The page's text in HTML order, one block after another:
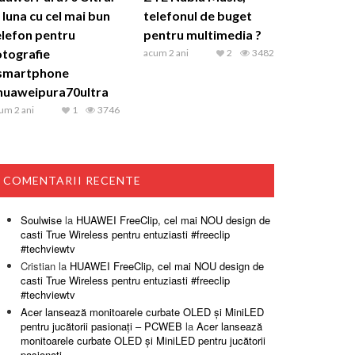
luna cu cel mai bun
pentru
2 ani 3746
1
telefonul de buget
pentru multimedia ?
acum 2 ani 3482
2
COMENTARII RECENTE
Soulwise la HUAWEI FreeClip, cel mai NOU design de
casti True Wireless pentru entuziasti #freeclip
#techviewtv
Cristian la HUAWEI FreeClip, cel mai NOU design de
casti True Wireless pentru entuziasti #freeclip
#techviewtv
Acer lansează monitoarele curbate OLED și MiniLED
pentru jucătorii pasionați – PCWEB la Acer lansează
monitoarele curbate OLED și MiniLED pentru jucătorii